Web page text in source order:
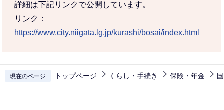
詳細は下記リンクで公開しています。
リンク：
https://www.city.niigata.lg.jp/kurashi/bosai/index.html
現在のページ トップページ くらし・手続き 保険・年金